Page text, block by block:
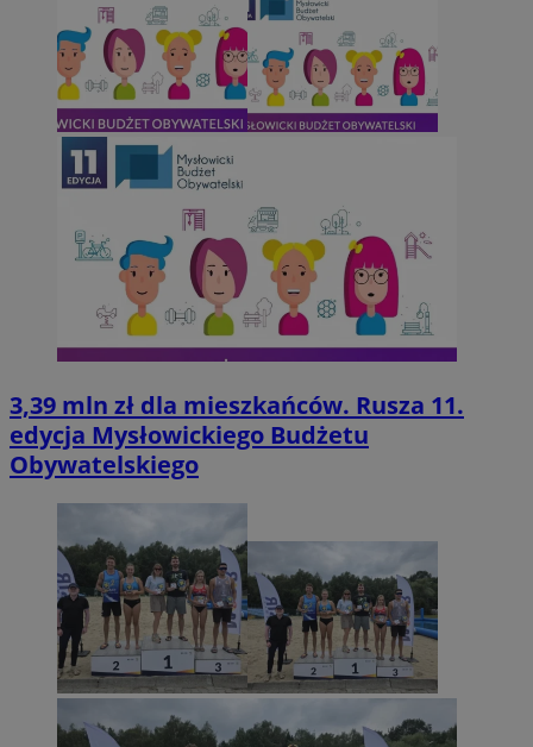
3,39 mln zł dla mieszkańców. Rusza 11.
edycja Mysłowickiego Budżetu
Obywatelskiego